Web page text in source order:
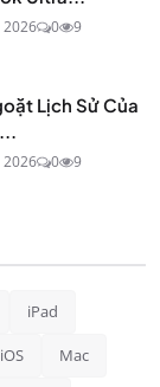
2026 0 9
Lịch Sử Của
2026 0 9
iPad
Mac